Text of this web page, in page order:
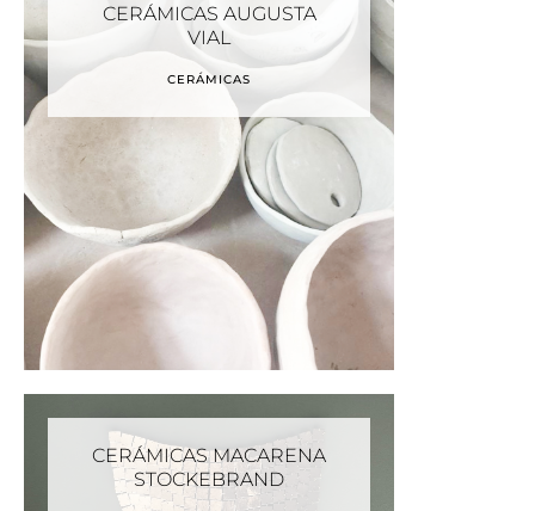
CERÁMICAS AUGUSTA
VIAL
CERÁMICAS
CERÁMICAS MACARENA
STOCKEBRAND